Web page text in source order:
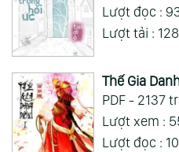
Xem
Lượt đọc :
Lượt tải :
Thế Gia
PDF - 2137
Lượt xem :
Lượt đọc :